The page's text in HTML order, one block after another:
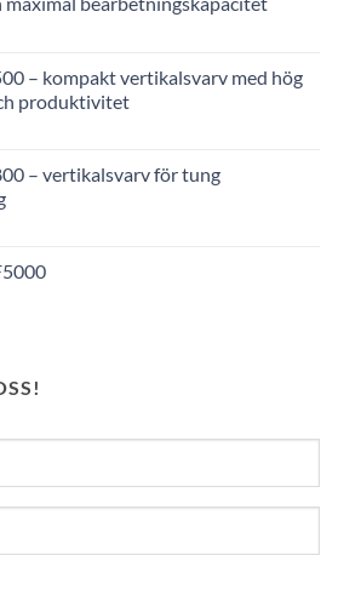
– kompakt vertikalsvarv med hög
produktivitet
– vertikalsvarv för tung